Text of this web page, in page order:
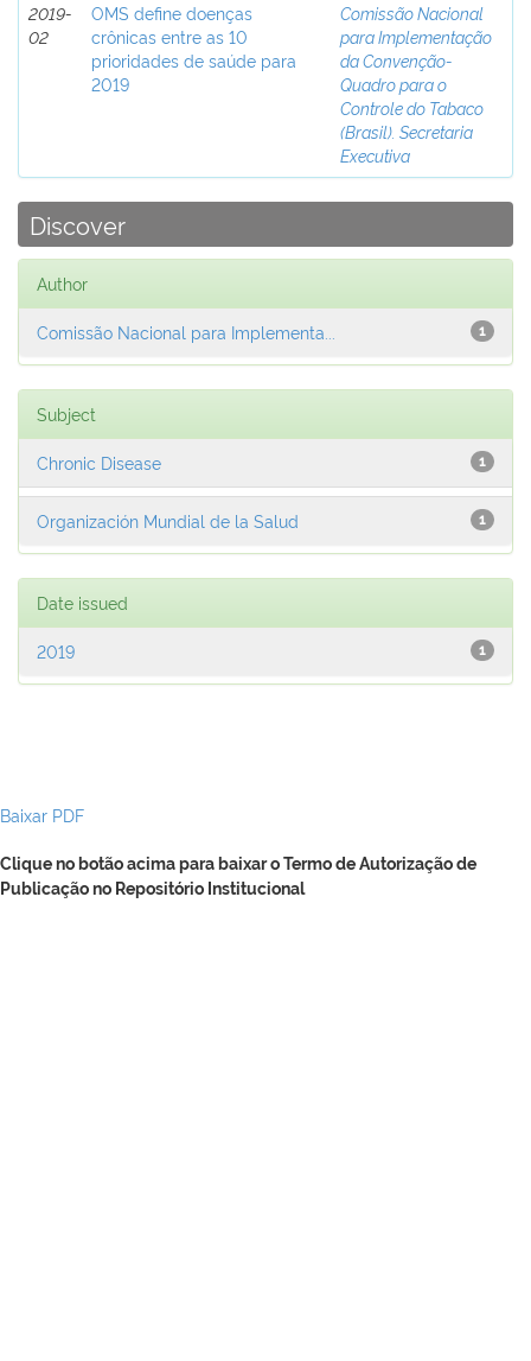
2019-
02
OMS define doenças
crônicas entre as 10
prioridades de saúde para
2019
Comissão Nacional
para Implementação
da Convenção-
Quadro para o
Controle do Tabaco
(Brasil). Secretaria
Executiva
Discover
Author
1
Comissão Nacional para Implementa...
Subject
1
Chronic Disease
1
Organización Mundial de la Salud
Date issued
1
2019
Baixar PDF
Clique no botão acima para baixar o Termo de Autorização de
Publicação no Repositório Institucional